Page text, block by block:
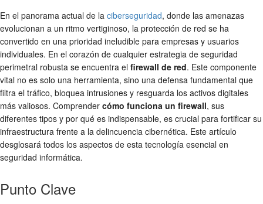
En el panorama actual de la ciberseguridad, donde las amenazas
evolucionan a un ritmo vertiginoso, la protección de red se ha
convertido en una prioridad ineludible para empresas y usuarios
individuales. En el corazón de cualquier estrategia de seguridad
perimetral robusta se encuentra el firewall de red. Este componente
vital no es solo una herramienta, sino una defensa fundamental que
filtra el tráfico, bloquea intrusiones y resguarda los activos digitales
más valiosos. Comprender cómo funciona un firewall, sus
diferentes tipos y por qué es indispensable, es crucial para fortificar su
infraestructura frente a la delincuencia cibernética. Este artículo
desglosará todos los aspectos de esta tecnología esencial en
seguridad informática.
Punto Clave